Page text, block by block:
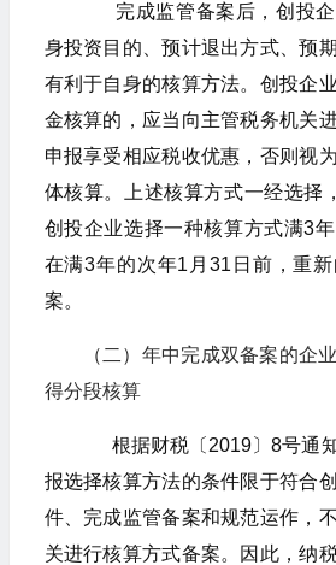
完成监管备案后，创投企
身投资目的、预计退出方式、预
有利于自身的核算方法。创投企
金核算的，应当向主管税务机关
申报享受相应税收优惠，否则视
体核算。上述核算方式一经选择
创投企业选择一种核算方式满3
在满3年的次年1月31日前，重
案。
（二）年中完成双备案的企
得分段核算
根据财税〔2019〕8号通
报选择核算方法的条件限于符合
件、完成监管备案和规范运作，
关进行核算方式备案。因此，纳